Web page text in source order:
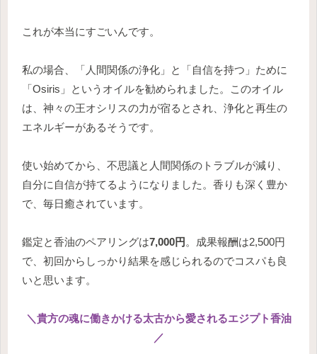
これが本当にすごいんです。
私の場合、「人間関係の浄化」と「自信を持つ」ために
「Osiris」というオイルを勧められました。このオイル
は、神々の王オシリスの力が宿るとされ、浄化と再生の
エネルギーがあるそうです。
使い始めてから、不思議と人間関係のトラブルが減り、
自分に自信が持てるようになりました。香りも深く豊か
で、毎日癒されています。
鑑定と香油のペアリングは7,000円 。成果報酬は2,500円
で、初回からしっかり結果を感じられるのでコスパも良
いと思います。
＼貴方の魂に働きかける太古から愛されるエジプト香油
／